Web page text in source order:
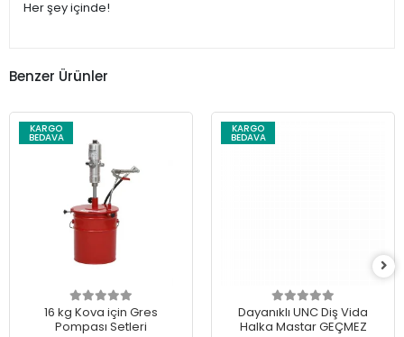
Her şey içinde!
Benzer Ürünler
KARGO
BEDAVA
16 kg Kova için Gres
Pompası Setleri
KARGO
BEDAVA
Dayanıklı UNC Diş Vida
Halka Mastar GEÇMEZ